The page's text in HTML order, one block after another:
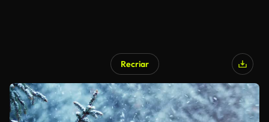
Recriar